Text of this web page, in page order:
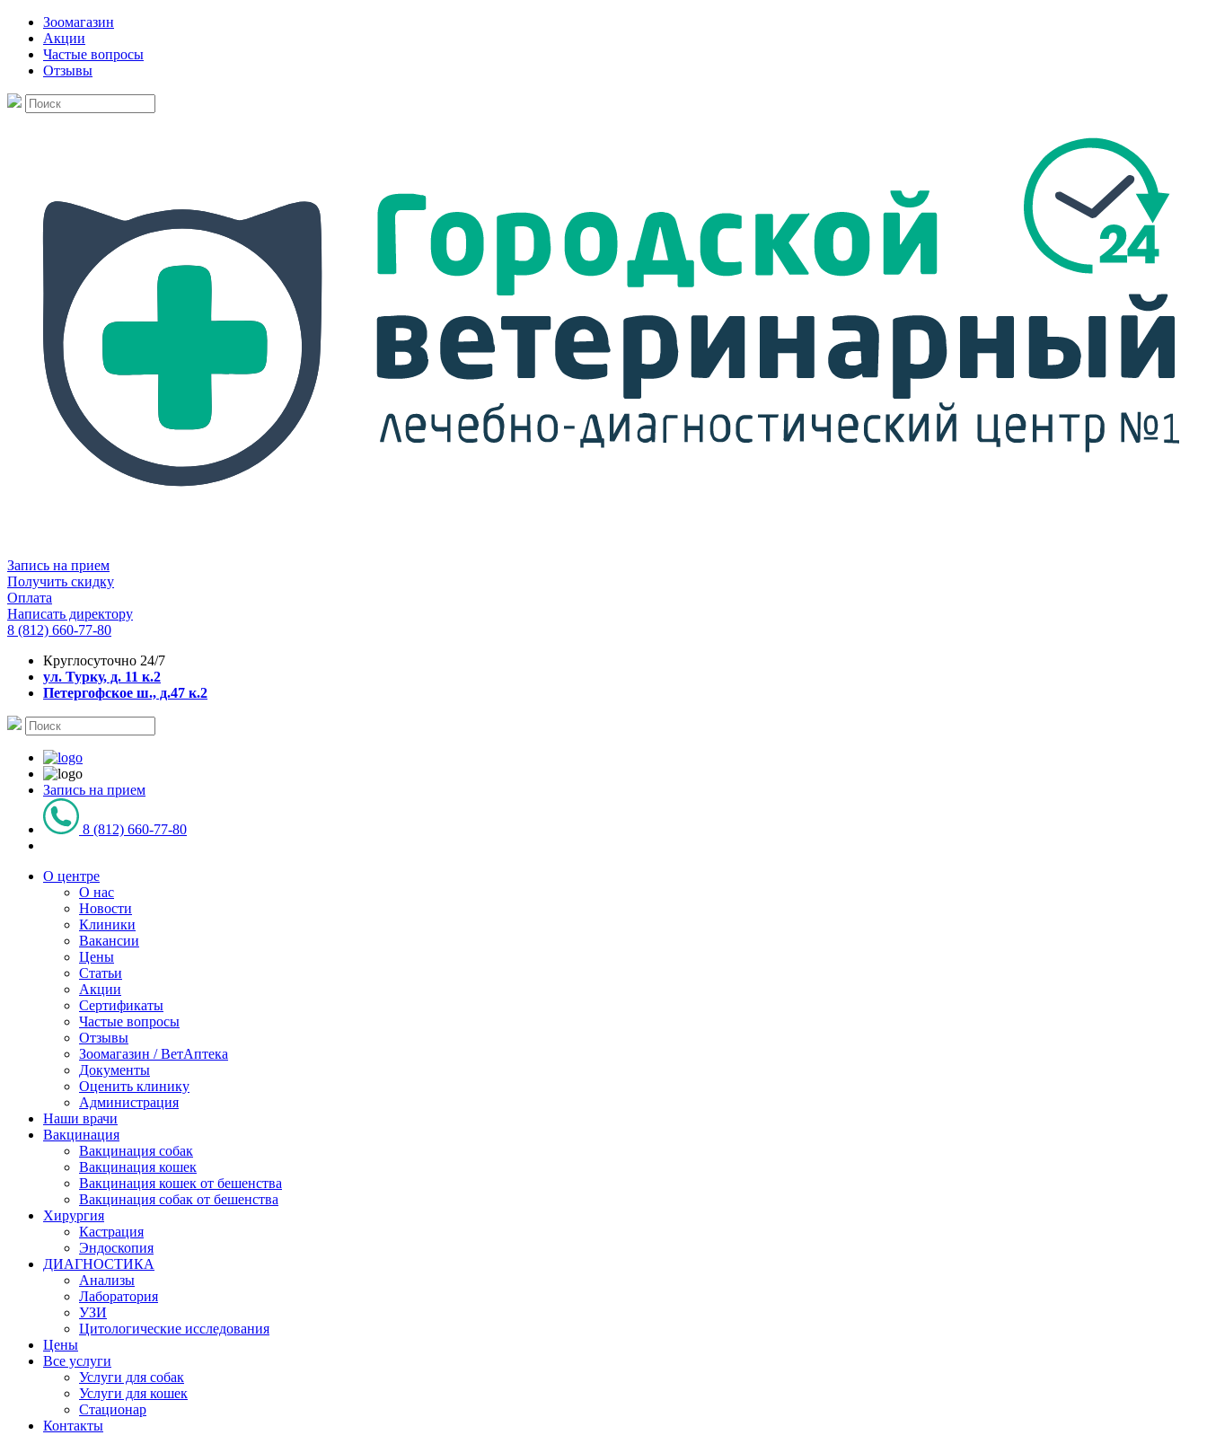
Зоомагазин
Акции
Частые вопросы
Отзывы
Запись на прием
Получить скидку
Оплата
Написать директору
8 (812) 660-77-80
Круглосуточно 24/7
ул. Турку, д. 11 к.2
Петергофское ш., д.47 к.2
Запись на прием
8 (812) 660-77-80
О центре
О нас
Новости
Клиники
Вакансии
Цены
Статьи
Акции
Сертификаты
Частые вопросы
Отзывы
Зоомагазин / ВетАптека
Документы
Оценить клинику
Администрация
Наши врачи
Вакцинация
Вакцинация собак
Вакцинация кошек
Вакцинация кошек от бешенства
Вакцинация собак от бешенства
Хирургия
Кастрация
Эндоскопия
ДИАГНОСТИКА
Анализы
Лаборатория
УЗИ
Цитологические исследования
Цены
Все услуги
Услуги для собак
Услуги для кошек
Стационар
Контакты